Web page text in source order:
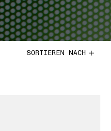
SORTIEREN NACH